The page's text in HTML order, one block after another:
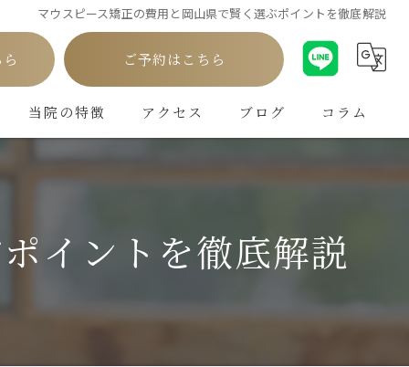
マウスピース矯正の費用と岡山県で賢く選ぶポイントを徹底解説
ご予約はこちら
当院の特徴
ホワイトニング
アクセス ブログ コラム
イントを徹底解説